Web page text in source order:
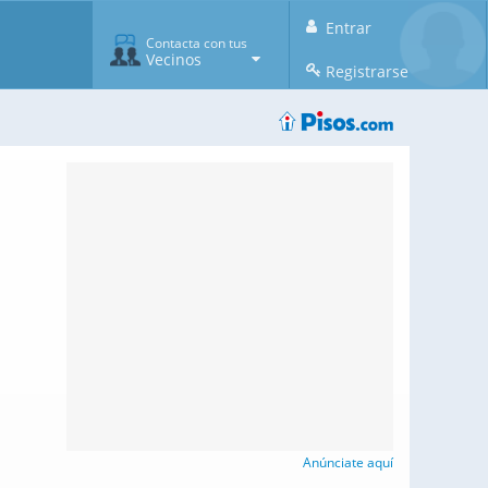
Entrar
Registrarse
Contacta con tus
Vecinos
Anúnciate aquí